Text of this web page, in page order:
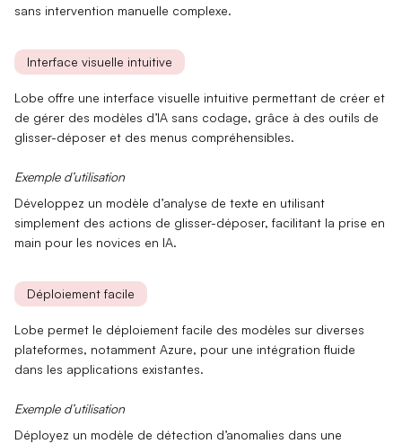
sans intervention manuelle complexe.
Interface visuelle intuitive
Lobe offre une interface visuelle intuitive permettant de créer et
de gérer des modèles d’IA sans codage, grâce à des outils de
glisser-déposer et des menus compréhensibles.
Exemple d’utilisation
Développez un modèle d’analyse de texte en utilisant
simplement des actions de glisser-déposer, facilitant la prise en
main pour les novices en IA.
Déploiement facile
Lobe permet le déploiement facile des modèles sur diverses
plateformes, notammentAzure, pour une intégration fluide
dans les applications existantes.
Exemple d’utilisation
Déployez un modèle de détection d’anomalies dans une